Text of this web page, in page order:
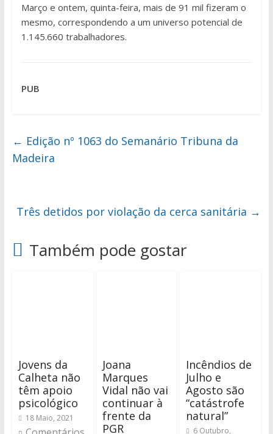
Março e ontem, quinta-feira, mais de 91 mil fizeram o
mesmo, correspondendo a um universo potencial de
1.145.660 trabalhadores.
PUB
← Edição nº 1063 do Semanário Tribuna da
Madeira
Três detidos por violação da cerca sanitária →
Também pode gostar
Jovens da
Calheta não
têm apoio
psicológico
18 Maio, 2021
Joana
Marques
Vidal não vai
continuar à
frente da
PGR
Incêndios de
Julho e
Agosto são
“catástrofe
natural”
6 Outubro,